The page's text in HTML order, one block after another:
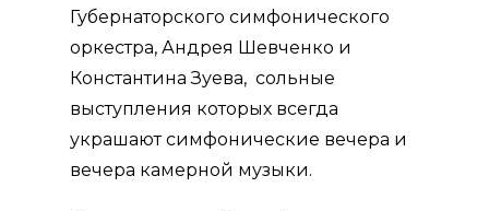
Губернаторского симфонического
оркестра, Андрея Шевченко и
Константина Зуева, сольные
выступления которых всегда
украшают симфонические вечера и
вечера камерной музыки.